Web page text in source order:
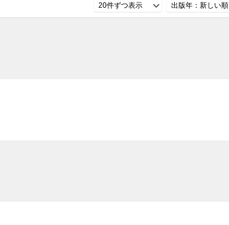
20件ずつ表示 出版年：新しい順